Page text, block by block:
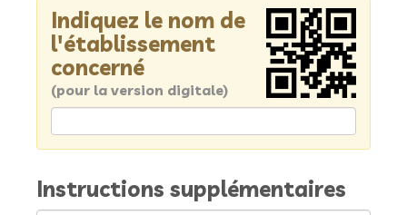
Indiquez le nom de
l'établissement
concerné
(pour la version digitale)
Instructions supplémentaires